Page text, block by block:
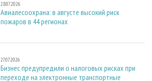
28.07.2026
Авиалесоохрана: в августе высокий риск
пожаров в 44 регионах
27.07.2026
Бизнес предупредили о налоговых рисках при
переходе на электронные транспортные